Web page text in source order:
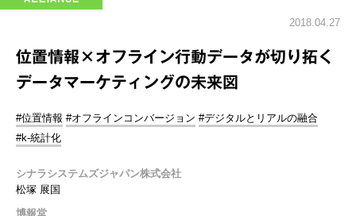
2018.04.27
位置情報×オフライン行動データが切り拓く
データマーケティングの未来図
#位置情報 #オフラインコンバージョン #デジタルとリアルの融合
#k-統計化
シナラシステムズジャパン株式会社
松塚 展国
博報堂